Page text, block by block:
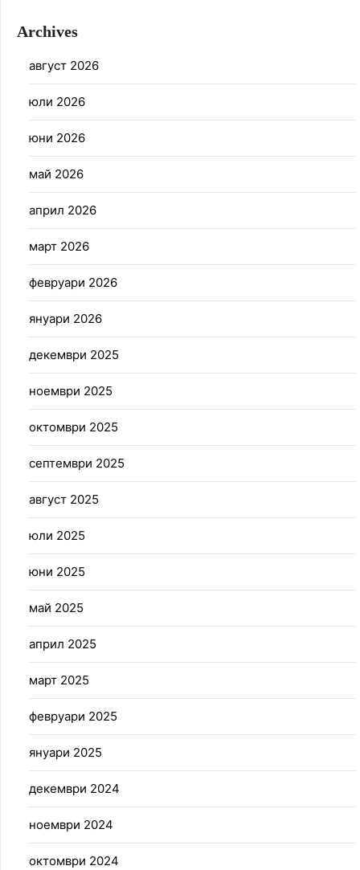
Archives
август 2026
юли 2026
юни 2026
май 2026
април 2026
март 2026
февруари 2026
януари 2026
декември 2025
ноември 2025
октомври 2025
септември 2025
август 2025
юли 2025
юни 2025
май 2025
април 2025
март 2025
февруари 2025
януари 2025
декември 2024
ноември 2024
октомври 2024